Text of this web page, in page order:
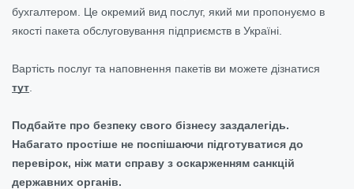
бухгалтером. Це окремий вид послуг, який ми пропонуємо в
якості пакета обслуговування підприємств в Україні.
Вартість послуг та наповнення пакетів ви можете дізнатися
тут
Подбайте про безпеку свого бізнесу заздалегідь.
Набагато простіше не поспішаючи підготуватися до
перевірок, ніж мати справу з оскарженням санкцій
державних органів.